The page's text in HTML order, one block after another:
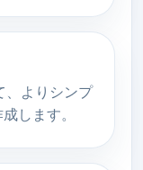
、よりシンプ
します。